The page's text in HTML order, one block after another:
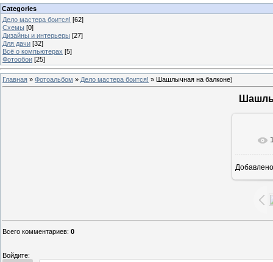
Categories
Дело мастера боится! [62]
Схемы [0]
Дизайны и интерьеры [27]
Для дачи [32]
Всё о компьютерах [5]
Фотообои [25]
Главная » Фотоальбом » Дело мастера боится! » Шашлычная на балконе)
В
Добавлено
Всего комментариев: 0
Войдите: